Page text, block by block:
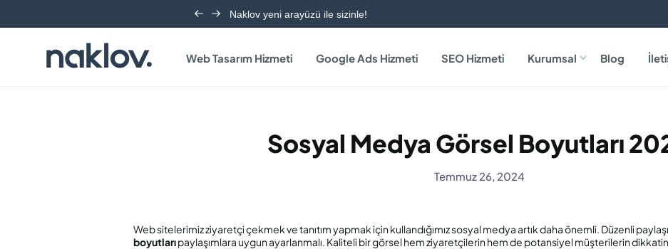
Naklov yeni arayüzü ile sizinle!
Web Tasarım Hizmeti Google Ads Hizmeti SEO Hizmeti Kurumsal Blog
Sosyal Medya Görsel Boyutları
Temmuz 26, 2024
Web sitelerimiz ziyaretçi çekmek ve tanıtım yapmak için kullandığımız sosyal medya artık daha önemli. Düzenli
boyutlarıpaylaşımlara uygun ayarlanmalı. Kaliteli bir görsel hem ziyaretçilerin hem de potansiyel müşterilerin